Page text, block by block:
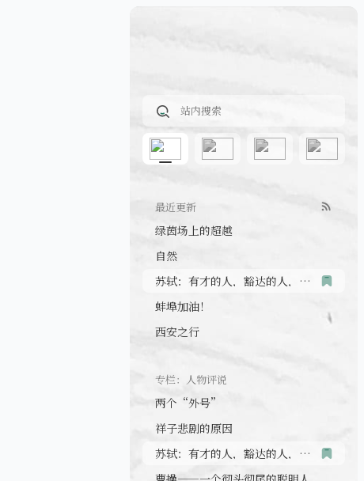
最近更新
绿茵场上的超越
自然
蚌埠加油！
西安之行
专栏：人物评说
两个“外号”
祥子悲剧的原因
曹操——一个彻头彻尾的聪明人